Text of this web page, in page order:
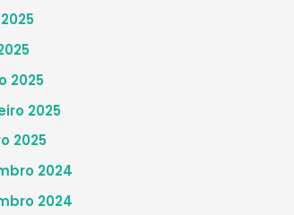
2025
2025
2025
2024
2024